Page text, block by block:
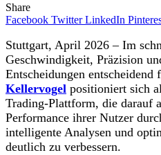
Share
Facebook Twitter LinkedIn
Stuttgart, April 2026 – Im
Geschwindigkeit, Präzision
Entscheidungen
Kellervogel positioniert sich
Trading-Plattform, die darauf
Performance ihrer Nutzer
intelligente Analysen und
deutlich zu verbessern.